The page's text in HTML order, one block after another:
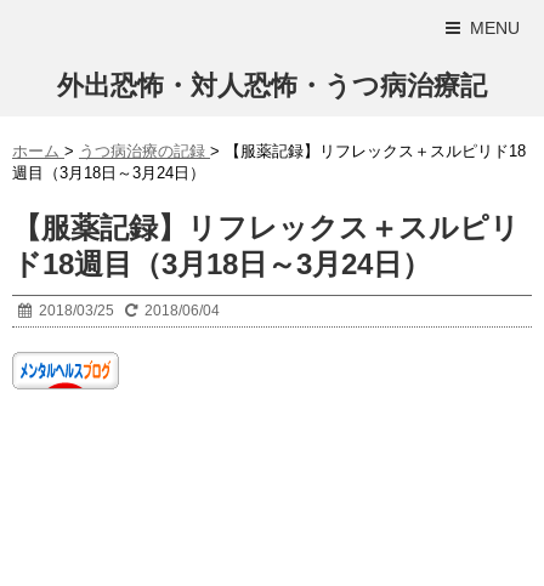
MENU
外出恐怖・対人恐怖・うつ病治療記
ホーム > うつ病治療の記録 >
【服薬記録】リフレックス＋スルピリド18
週目（3月18日～3月24日）
【服薬記録】リフレックス＋スルピリ
ド18週目（3月18日～3月24日）
2018/03/25 2018/06/04